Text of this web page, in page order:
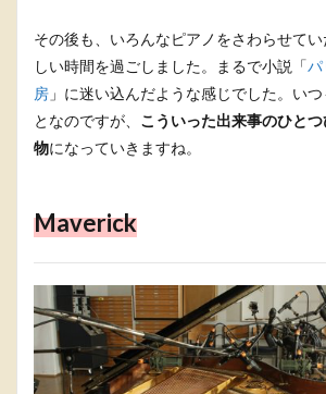
その後も、いろんなピアノをさわらせて
しい時間を過ごしました。まるで小説「パ
房 」に迷い込んだような感じでした。い
となのですが、 こういった出来事のひと
物になっていきますね。
Maverick